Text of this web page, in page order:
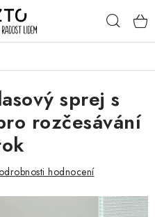
sprej s
rozčesávání
hodnocení